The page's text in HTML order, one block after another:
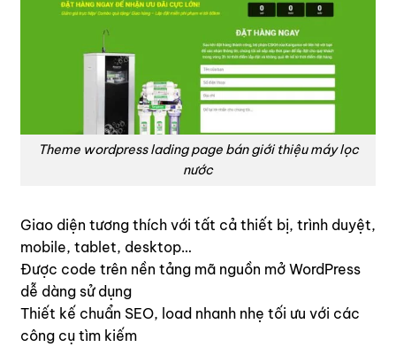
Theme wordpress lading page bán giới thiệu máy lọc
nước
Giao diện tương thích với tất cả thiết bị, trình duyệt,
mobile, tablet, desktop…
Được code trên nền tảng mã nguồn mở WordPress
dễ dàng sử dụng
Thiết kế chuẩn SEO, load nhanh nhẹ tối ưu với các
công cụ tìm kiếm